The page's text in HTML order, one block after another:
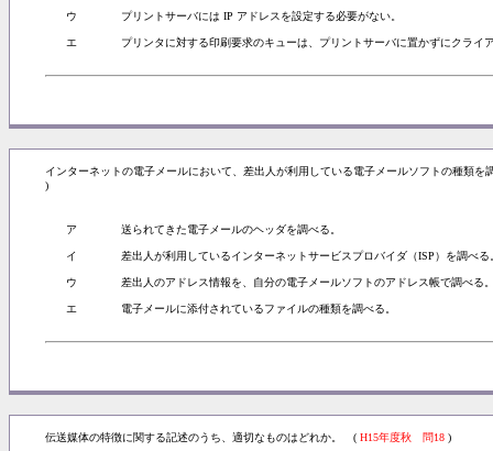
ウ プリントサーバには IP アドレスを設定する必要がない。
エ プリンタに対する印刷要求のキューは、プリントサーバに置かずにクライ
インターネットの電子メールにおいて、差出人が利用している電子メールソフトの種類
)
ア 送られてきた電子メールのヘッダを調べる。
イ 差出人が利用しているインターネットサービスプロバイダ（ISP）を調べる
ウ 差出人のアドレス情報を、自分の電子メールソフトのアドレス帳で調べる
エ 電子メールに添付されているファイルの種類を調べる。
伝送媒体の特徴に関する記述のうち、適切なものはどれか。 ( H15年度秋 問18 )